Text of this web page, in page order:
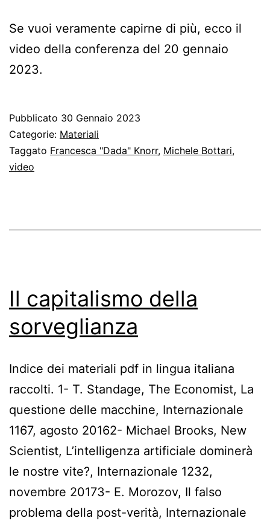
Se vuoi veramente capirne di più, ecco il
video della conferenza del 20 gennaio
2023.
Pubblicato 30 Gennaio 2023
Categorie: Materiali
Taggato Francesca "Dada" Knorr, Michele Bottari,
video
Il capitalismo della
sorveglianza
Indice dei materiali pdf in lingua italiana
raccolti. 1- T. Standage, The Economist, La
questione delle macchine, Internazionale
1167, agosto 20162- Michael Brooks, New
Scientist, L’intelligenza artificiale dominerà
le nostre vite?, Internazionale 1232,
novembre 20173- E. Morozov, Il falso
problema della post-verità, Internazionale